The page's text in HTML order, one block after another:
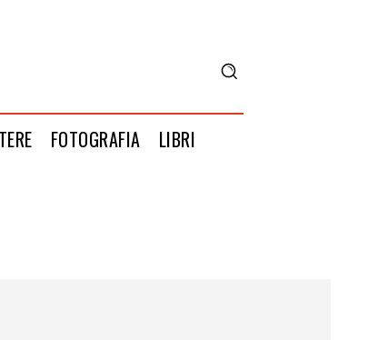
FOTOGRAFIA LIBRI